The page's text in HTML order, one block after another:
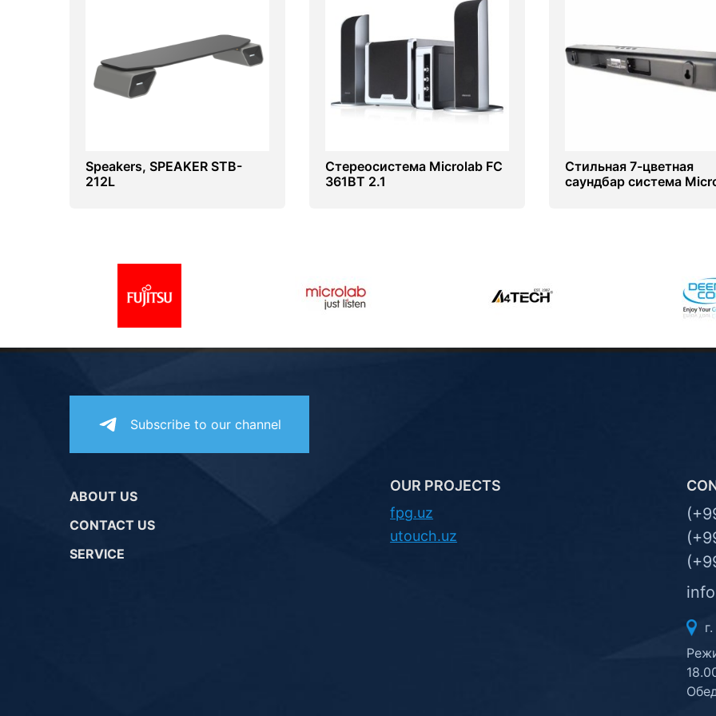
Speakers, SPEAKER STB-
212L
Стереосистема Microlab FC
361BT 2.1
Стильная 7-цветная
саундбар система
Subscribe to our channel
ABOUT US
CONTACT US
SERVICE
OUR PROJECTS
fpg.uz
utouch.uz